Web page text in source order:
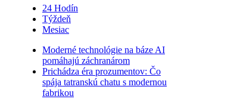
24 Hodín
Týždeň
Mesiac
Moderné technológie na báze AI
pomáhajú záchranárom
Prichádza éra prozumentov: Čo
spája tatranskú chatu s modernou
fabrikou